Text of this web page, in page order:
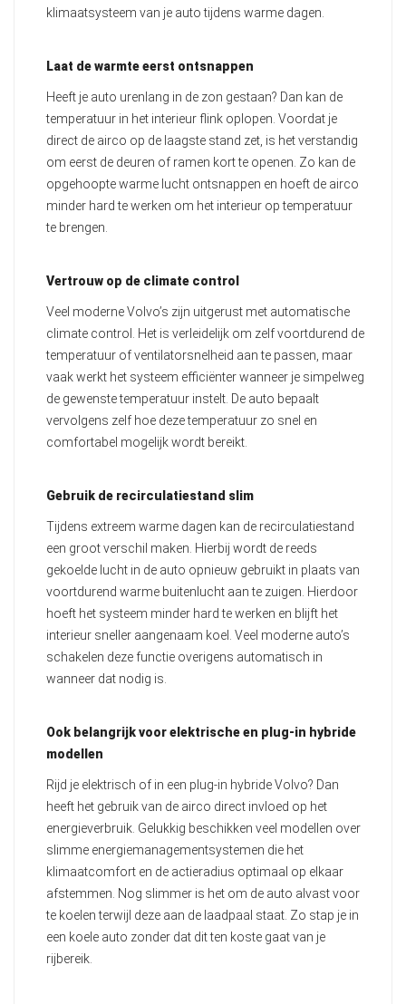
klimaatsysteem van je auto tijdens warme dagen.
Laat de warmte eerst ontsnappen
Heeft je auto urenlang in de zon gestaan? Dan kan de
temperatuur in het interieur flink oplopen. Voordat je
direct de airco op de laagste stand zet, is het verstandig
om eerst de deuren of ramen kort te openen. Zo kan de
opgehoopte warme lucht ontsnappen en hoeft de airco
minder hard te werken om het interieur op temperatuur
te brengen.
Vertrouw op de climate control
Veel moderne Volvo’s zijn uitgerust met automatische
climate control. Het is verleidelijk om zelf voortdurend de
temperatuur of ventilatorsnelheid aan te passen, maar
vaak werkt het systeem efficiënter wanneer je simpelweg
de gewenste temperatuur instelt. De auto bepaalt
vervolgens zelf hoe deze temperatuur zo snel en
comfortabel mogelijk wordt bereikt.
Gebruik de recirculatiestand slim
Tijdens extreem warme dagen kan de recirculatiestand
een groot verschil maken. Hierbij wordt de reeds
gekoelde lucht in de auto opnieuw gebruikt in plaats van
voortdurend warme buitenlucht aan te zuigen. Hierdoor
hoeft het systeem minder hard te werken en blijft het
interieur sneller aangenaam koel. Veel moderne auto’s
schakelen deze functie overigens automatisch in
wanneer dat nodig is.
Ook belangrijk voor elektrische en plug-in hybride
modellen
Rijd je elektrisch of in een plug-in hybride Volvo? Dan
heeft het gebruik van de airco direct invloed op het
energieverbruik. Gelukkig beschikken veel modellen over
slimme energiemanagementsystemen die het
klimaatcomfort en de actieradius optimaal op elkaar
afstemmen. Nog slimmer is het om de auto alvast voor
te koelen terwijl deze aan de laadpaal staat. Zo stap je in
een koele auto zonder dat dit ten koste gaat van je
rijbereik.